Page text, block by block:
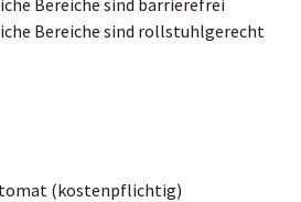
Bereiche sind rollstuhlgerecht
(kostenpflichtig)